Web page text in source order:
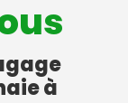
à